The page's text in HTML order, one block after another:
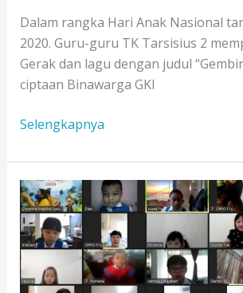
Dalam rangka Hari Anak Nasional
2020. Guru-guru TK Tarsisius 2
Gerak dan lagu dengan judul
ciptaan Binawarga GKI
Selamat
Anak
Nasional
2020
Selengkapnya